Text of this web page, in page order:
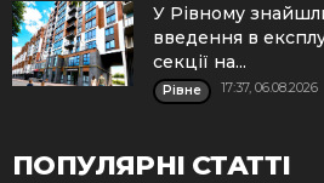
У Рівному
введення в
секції на...
Рівне 17:37, 06.08.2026
ПОПУЛЯРНІ СТАТТІ